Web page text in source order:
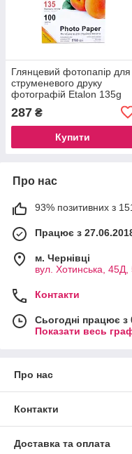
Глянцевий фотопапір для
струменевого друку
фотографій Etalon 135g
287 ₴
Купити
Про нас
93% позитивних з
Працює з
м. Чернівці
вул. Хотинська, 45Д,
Контакти
Сьогодні працює з
Показати весь
Про нас
Контакти
Доставка та оплата